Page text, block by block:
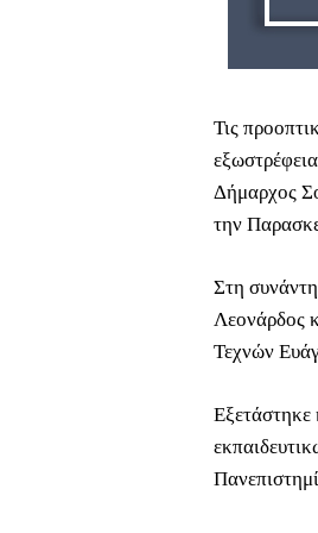
Τις
Δήμαρχος
την
Στη
Λεονάρδος
Τεχνών
Εξετάστηκε